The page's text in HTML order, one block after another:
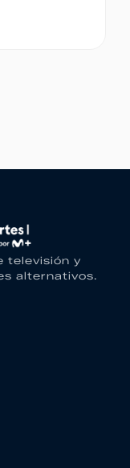
televisión y
alternativos.